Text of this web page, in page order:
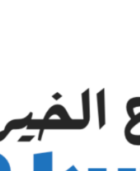
Timur, Tonggak Baru